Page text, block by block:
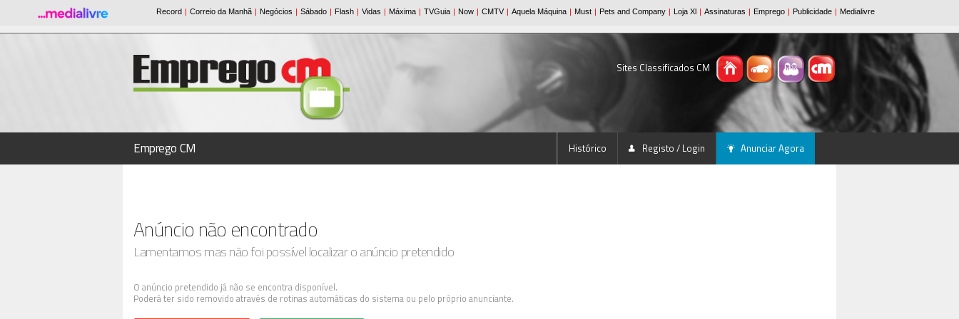
Sites Classificados CM
Emprego CM Histórico Registo / Login Anunciar Agora
Anúncio não encontrado
Lamentamos mas não foi possível localizar o anúncio pretendido
O anúncio pretendido já não se encontra disponível.
Poderá ter sido removido através de rotinas automáticas do sistema ou pelo próprio anunciante.